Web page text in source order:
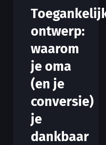
ontwerp:
waarom
je oma
(en je
conversie)
je
dankbaar